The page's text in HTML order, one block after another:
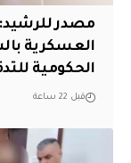
مصدر للرشيد:
العسكرية
الحكومية
قبل 22 ساعة